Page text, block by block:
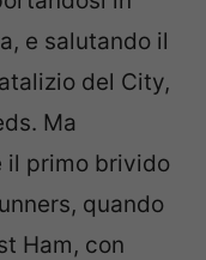
e salutando il
del City,
Ma
il primo brivido
quando
Ham, con